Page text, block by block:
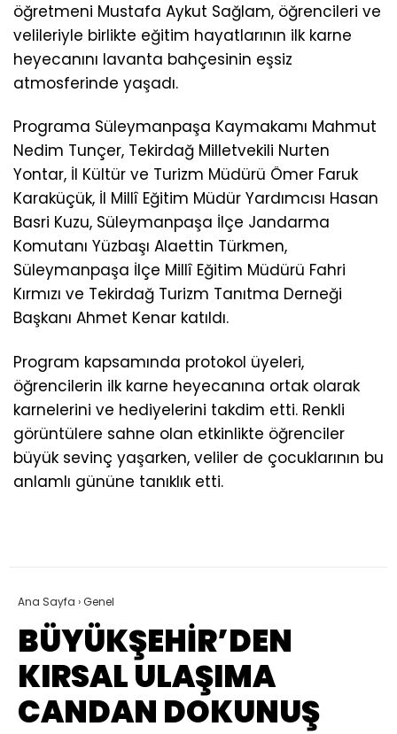
öğretmeni Mustafa Aykut Sağlam, öğrencileri ve
velileriyle birlikte eğitim hayatlarının ilk karne
heyecanını lavanta bahçesinin eşsiz
atmosferinde yaşadı.
Programa Süleymanpaşa Kaymakamı Mahmut
Nedim Tunçer, Tekirdağ Milletvekili Nurten
Yontar, İl Kültür ve Turizm Müdürü Ömer Faruk
Karaküçük, İl Millî Eğitim Müdür Yardımcısı Hasan
Basri Kuzu, Süleymanpaşa İlçe Jandarma
Komutanı Yüzbaşı Alaettin Türkmen,
Süleymanpaşa İlçe Millî Eğitim Müdürü Fahri
Kırmızı ve Tekirdağ Turizm Tanıtma Derneği
Başkanı Ahmet Kenar katıldı.
Program kapsamında protokol üyeleri,
öğrencilerin ilk karne heyecanına ortak olarak
karnelerini ve hediyelerini takdim etti. Renkli
görüntülere sahne olan etkinlikte öğrenciler
büyük sevinç yaşarken, veliler de çocuklarının bu
anlamlı gününe tanıklık etti.
Ana Sayfa ›Genel
BÜYÜKŞEHİR’DEN
KIRSAL ULAŞIMA
CANDAN DOKUNUŞ